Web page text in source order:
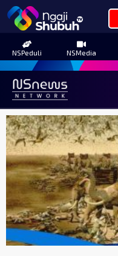
NSPeduli NSMedia